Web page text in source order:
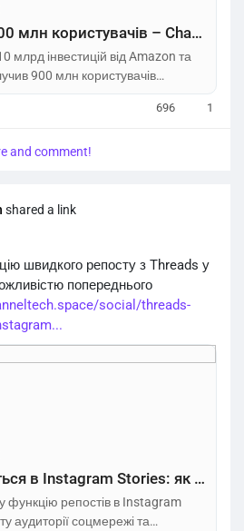
ChatGPT досяг 900 млн користувачів – Channel Tech
млрд інвестицій від Amazon та
900 млн користувачів
угоди.
696 1
and comment!
shared a link
швидкого репосту з Threads у
попереднього
social/threads-
Threads інтегрується в Instagram Stories: як Meta переманює аудиторію у соцмережі X – Channel Tech
функцію репостів в Instagram
аудиторії соцмережі та